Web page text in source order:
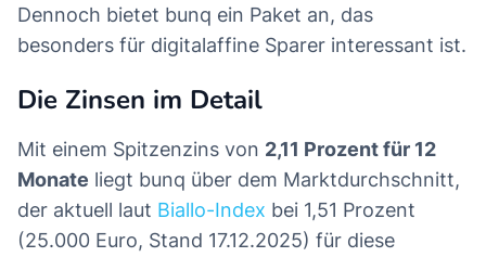
Dennoch bietet bunq ein Paket an, das
besonders für digitalaffine Sparer interessant ist.
Die Zinsen im Detail
Mit einem Spitzenzins von 2,11 Prozent für 12
Monate liegt bunq über dem Marktdurchschnitt,
der aktuell laut Biallo-Index bei 1,51 Prozent
(25.000 Euro, Stand 17.12.2025) für diese